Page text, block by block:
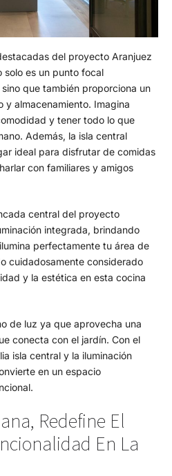
del proyecto Aranjuez
solo es un punto focal
que también proporciona un
y almacenamiento. Imagina
y tener todo lo que
Además, la isla central
ideal para disfrutar de comidas
con familiares y amigos
central del proyecto
integrada, brindando
perfectamente tu área de
cuidadosamente considerado
y la estética en esta cocina
de luz ya que aprovecha una
conecta con el jardín. Con el
isla central y la iluminación
en un espacio
Redefine El
En La